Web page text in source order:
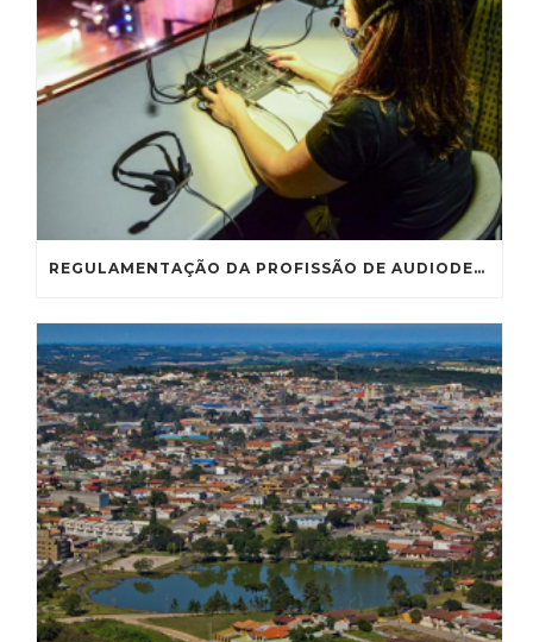
REGULAMENTAÇÃO DA PROFISSÃO DE AUDIODESCRITOR VAI À CE